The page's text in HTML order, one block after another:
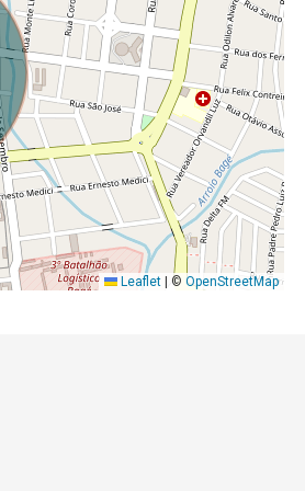
Leaflet © OpenStreetMap